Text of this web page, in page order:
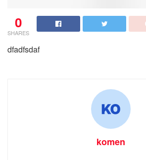
0
SHARES
dfadfsdaf
komen